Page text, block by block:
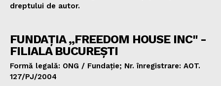
dreptului de autor.
FUNDAȚIA „FREEDOM HOUSE INC" -
FILIALA BUCUREȘTI
Formă legală: ONG / Fundație; Nr. înregistrare: AOT.
127/PJ/2004